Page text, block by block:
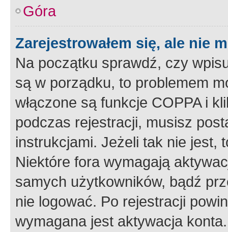
Góra
Zarejestrowałem się, ale nie
Na początku sprawdź, czy
są w porządku, to problemem
włączone są funkcje COPPA i
podczas rejestracji, musisz
instrukcjami. Jeżeli tak nie jest,
Niektóre fora wymagają
samych użytkowników, bądź
nie logować. Po rejestracji
wymagana jest aktywacja